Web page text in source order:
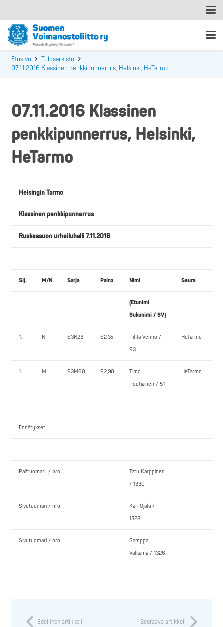
Etusivu
Tulosarkisto
07.11.2016 Klassinen penkkipunnerrus, Helsinki, HeTarmo
07.11.2016 Klassinen
penkkipunnerrus, Helsinki,
HeTarmo
Helsingin Tarmo
Klassinen penkkipunnerrus
Ruskeasuon urheiluhalli 7.11.2016
Sij. M/N Sarja Paino Nimi Seura
(Etunimi
Sukunimi / SV)
1. N 63N23 62,35
Pihla Venho /
93
HeTarmo
1. M 93M60 92,90
Timo
Poutiainen / 51
HeTarmo
Ennätykset
Päätuomari / nro
Tatu Karppinen
/ 1330
Sivutuomari / nro
Kari Ojala /
1328
Sivutuomari / nro
Samppa
Valkama / 1326
Edellinen artikkeli Seuraava artikkeli